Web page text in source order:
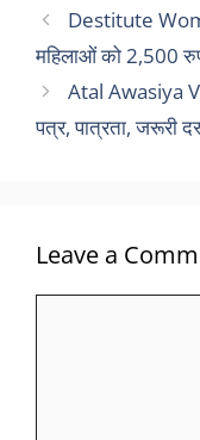
Destitute
महिलाओं को 2,500
Atal Awasiya
पत्र, पात्रता, जरूरी
Leave a